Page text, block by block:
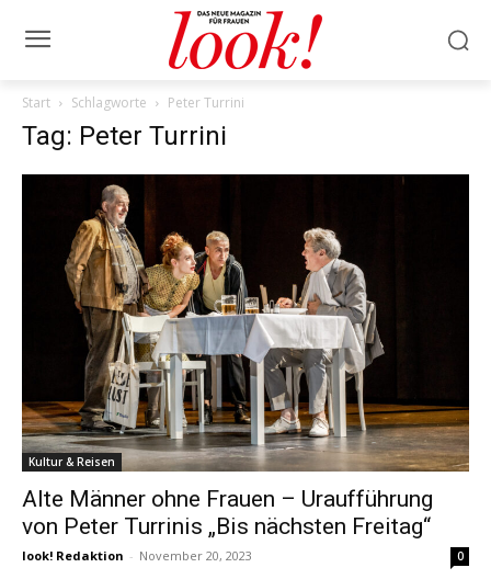
Start Schlagworte Peter Turrini
Tag: Peter Turrini
Kultur & Reisen
Alte Männer ohne Frauen – Uraufführung
von Peter Turrinis „Bis nächsten Freitag“
look! Redaktion - November 20, 2023 0